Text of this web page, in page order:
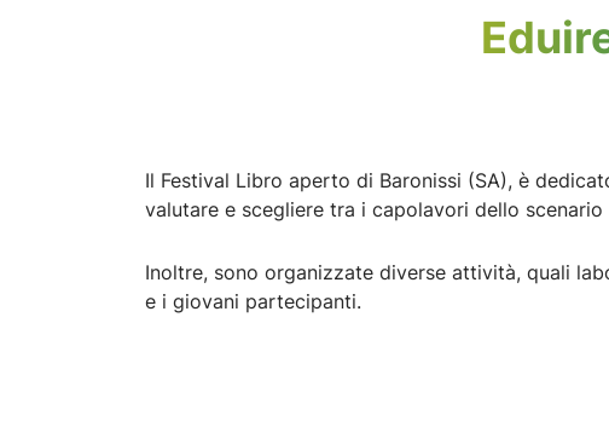
Il Festival Libro aperto di Baronissi (SA), è
valutare e scegliere tra i capolavori dello
Inoltre, sono organizzate diverse attività, quali
e i giovani partecipanti.